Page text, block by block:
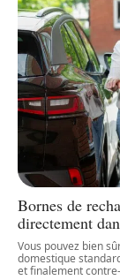
Bornes de
directement
Vous pouvez bien
domestique
et finalement